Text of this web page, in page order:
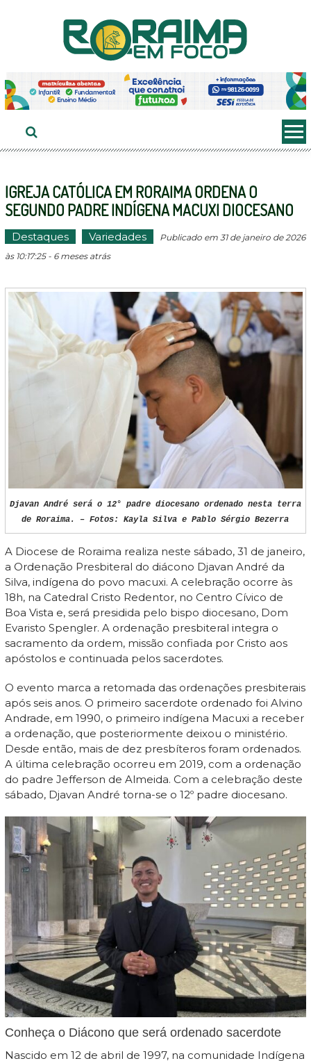
IGREJA CATÓLICA EM RORAIMA ORDENA O
SEGUNDO PADRE INDÍGENA MACUXI DIOCESANO
Destaques Variedades
Publicado em 31 de janeiro de 2026
às 10:17:25 - 6 meses atrás
Djavan André será o 12° padre diocesano ordenado nesta terra
de Roraima. – Fotos: Kayla Silva e Pablo Sérgio Bezerra
A Diocese de Roraima realiza neste sábado, 31 de janeiro,
a Ordenação Presbiteral do diácono Djavan André da
Silva, indígena do povo macuxi. A celebração ocorre às
18h, na Catedral Cristo Redentor, no Centro Cívico de
Boa Vista e, será presidida pelo bispo diocesano, Dom
Evaristo Spengler. A ordenação presbiteral integra o
sacramento da ordem, missão confiada por Cristo aos
apóstolos e continuada pelos sacerdotes.
O evento marca a retomada das ordenações presbiterais
após seis anos. O primeiro sacerdote ordenado foi Alvino
Andrade, em 1990, o primeiro indígena Macuxi a receber
a ordenação, que posteriormente deixou o ministério.
Desde então, mais de dez presbíteros foram ordenados.
A última celebração ocorreu em 2019, com a ordenação
do padre Jefferson de Almeida. Com a celebração deste
sábado, Djavan André torna-se o 12º padre diocesano.
Conheça o Diácono que será ordenado sacerdote
Nascido em 12 de abril de 1997, na comunidade Indígena